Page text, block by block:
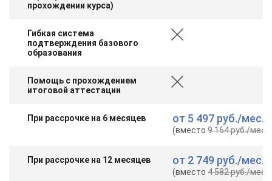
прохождении курса)
Гибкая система
подтверждения базового
образования
Помощь с прохождением
итоговой аттестации
При рассрочке на 6 месяцев от 5 497 руб./мес.
(вместо9 164 руб./мес.
При рассрочке на 12 месяцев от 2 749 руб./мес.
(вместо4 582 руб./мес.